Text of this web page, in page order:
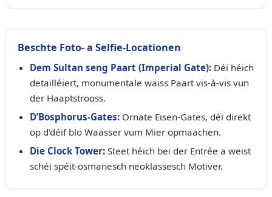
Beschte Foto- a Selfie-Locationen
Dem Sultan seng Paart (Imperial Gate): Déi héich
detailléiert, monumentale wäiss Paart vis-à-vis vun
der Haaptstrooss.
D’Bosphorus-Gates: Ornate Eisen-Gates, déi direkt
op d’déif blo Waasser vum Mier opmaachen.
Die Clock Tower: Steet héich bei der Entrée a weist
schéi spéit-osmanesch neoklassesch Motiver.